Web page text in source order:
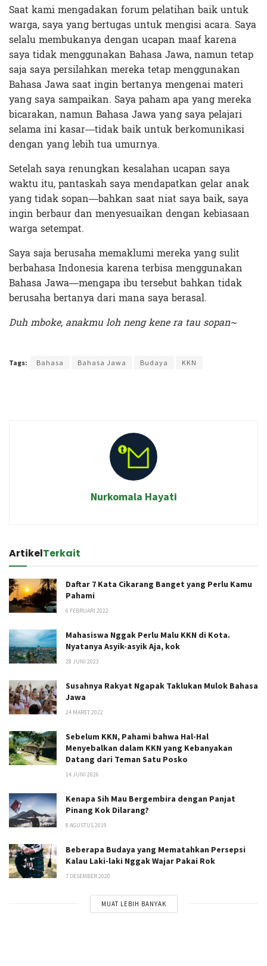
Saat kami mengadakan forum pelatihan baik untuk
warga, saya yang bertugas untuk mengisi acara. Saya
selalu membukanya dengan ucapan maaf karena
saya tidak menggunakan Bahasa Jawa, namun tetap
saja saya persilahkan mereka tetap menggunakan
Bahasa Jawa saat ingin bertanya mengenai materi
yang saya sampaikan. Saya paham apa yang mereka
bicarakan, namun Bahasa Jawa yang saya pelajari
selama ini kasar—tidak baik untuk berkomunikasi
dengan yang lebih tua umurnya.
Setelah saya renungkan kesalahan ucapan saya
waktu itu, pantaskah saya mendapatkan gelar anak
yang tidak sopan—bahkan saat niat saya baik, saya
ingin berbaur dan menyesuaikan dengan kebiasaan
warga setempat.
Saya saja berusaha memaklumi mereka yang sulit
berbahasa Indonesia karena terbisa menggunakan
Bahasa Jawa—mengapa ibu tersebut bahkan tidak
berusaha bertanya dari mana saya berasal.
Duh mboke, anakmu loh neng kene ra tau sopan~
Tags: Bahasa Bahasa Jawa Budaya KKN
Nurkomala Hayati
ArtikelTerkait
Daftar 7 Kata Cikarang Banget yang Perlu Kamu
Pahami
6 FEBRUARI 2022
Mahasiswa Nggak Perlu Malu KKN di Kota.
Nyatanya Asyik-asyik Aja, kok
28 JUNI 2023
Susahnya Rakyat Ngapak Taklukan Mulok Bahasa
Jawa
24 MARET 2022
Sebelum KKN, Pahami bahwa Hal-Hal
Menyebalkan dalam KKN yang Kebanyakan
Datang dari Teman Satu Posko
14 JUNI 2026
Kenapa Sih Mau Bergembira dengan Panjat
Pinang Kok Dilarang?
8 AGUSTUS 2019
Beberapa Budaya yang Mematahkan Persepsi
Kalau Laki-laki Nggak Wajar Pakai Rok
7 DESEMBER 2020
MUAT LEBIH BANYAK